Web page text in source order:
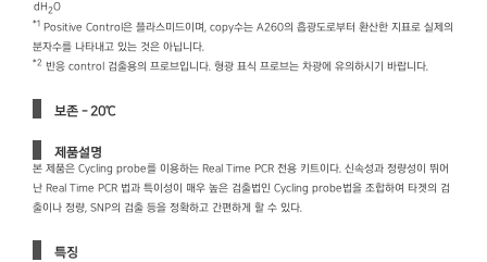
dH2O
*1 Positive Control은 플라스미드이며, copy수는 A260의 흡광도로부터 환산한 지표로 실제의
분자수를 나타내고 있는 것은 아닙니다.
*2 반응 control 검출용의 프로브입니다. 형광 표식 프로브는 차광에 유의하시기 바랍니다.
보존 - 20℃
제품설명
본 제품은 Cycling probe를 이용하는 Real Time PCR 전용 키트이다. 신속성과 정량성이 뛰어
난 Real Time PCR 법과 특이성이 매우 높은 검출법인 Cycling probe법을 조합하여 타겟의 검
출이나 정량, SNP의 검출 등을 정확하고 간편하게 할 수 있다.
특징